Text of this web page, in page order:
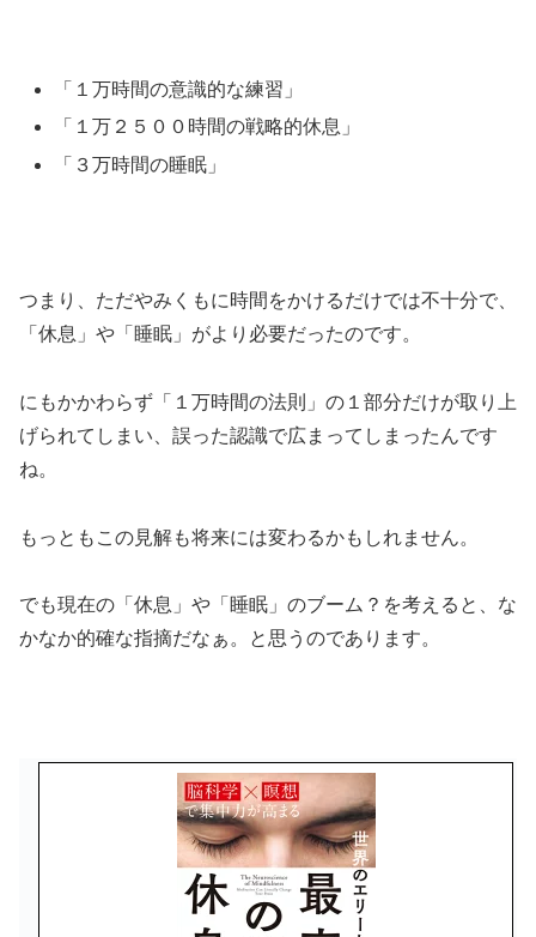
「１万時間の意識的な練習」
「１万２５００時間の戦略的休息」
「３万時間の睡眠」
つまり、ただやみくもに時間をかけるだけでは不十分で、
「休息」や「睡眠」がより必要だったのです。
にもかかわらず「１万時間の法則」の１部分だけが取り上
げられてしまい、誤った認識で広まってしまったんです
ね。
もっともこの見解も将来には変わるかもしれません。
でも現在の「休息」や「睡眠」のブーム？を考えると、な
かなか的確な指摘だなぁ。と思うのであります。